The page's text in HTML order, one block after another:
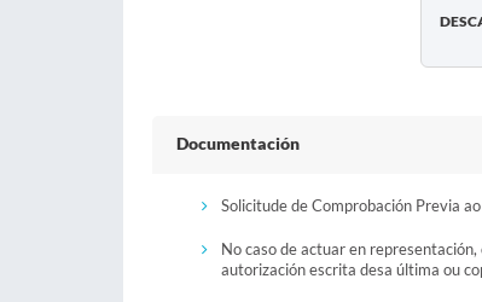
Documentación
Solicitude de Comprobación Previa
No caso de actuar en
autorización escrita desa última ou